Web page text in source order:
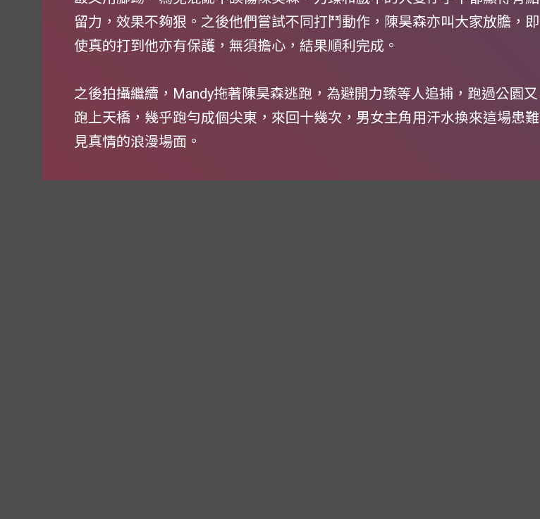
留力，效果不夠狠。之後他們嘗試不同打鬥動作，陳昊森亦叫大家放膽，即
使真的打到他亦有保護，無須擔心，結果順利完成。
之後拍攝繼續，Mandy拖著陳昊森逃跑，為避開力臻等人追捕，跑過公園又
跑上天橋，幾乎跑勻成個尖東，來回十幾次，男女主角用汗水換來這場患難
見真情的浪漫場面。